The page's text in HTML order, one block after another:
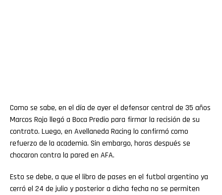
Como se sabe, en el día de ayer el defensor central de 35 años
Marcos Rojo llegó a Boca Predio para firmar la recisión de su
contrato. Luego, en Avellaneda Racing lo confirmó como
refuerzo de la academia. Sin embargo, horas después se
chocaron contra la pared en AFA.
Esto se debe, a que el libro de pases en el futbol argentino ya
cerró el 24 de julio y posterior a dicha fecha no se permiten